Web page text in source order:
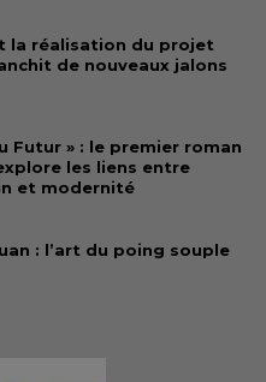
la réalisation du projet
de nouveaux jalons
Futur » : le premier roman
les liens entre
et modernité
: l’art du poing souple